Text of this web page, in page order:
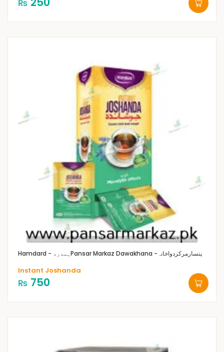
₨
Hamdard - ہمدرد Pansar Markaz Dawakhana -پنسارمرکزدواخانہ
Instant Joshanda
₨ 750